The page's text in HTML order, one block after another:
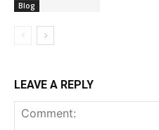
Blog
LEAVE A REPLY